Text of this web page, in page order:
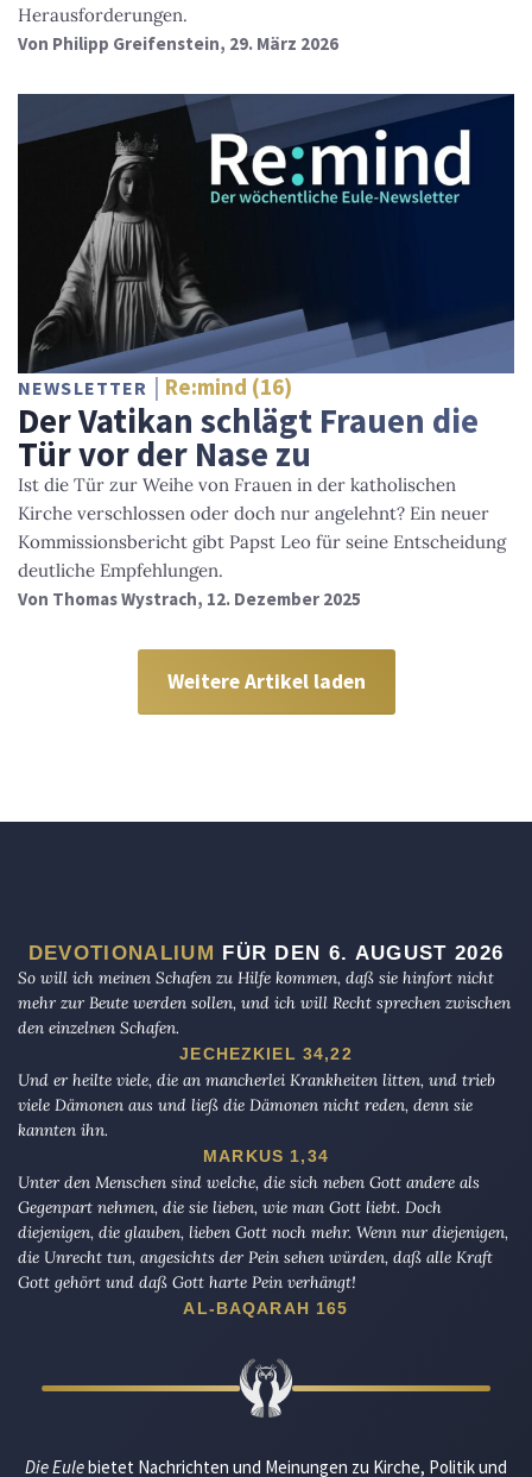
Herausforderungen.
Von Philipp Greifenstein, 29. März 2026
NEWSLETTER Re:mind (16)
Der Vatikan schlägt Frauen die
Tür vor der Nase zu
Ist die Tür zur Weihe von Frauen in der katholischen
Kirche verschlossen oder doch nur angelehnt? Ein neuer
Kommissionsbericht gibt Papst Leo für seine Entscheidung
deutliche Empfehlungen.
Von Thomas Wystrach, 12. Dezember 2025
Weitere Artikel laden
DEVOTIONALIUM FÜR DEN 6. AUGUST 2026
So will ich meinen Schafen zu Hilfe kommen, daß sie hinfort nicht
mehr zur Beute werden sollen, und ich will Recht sprechen zwischen
den einzelnen Schafen.
JECHEZKIEL 34,22
Und er heilte viele, die an mancherlei Krankheiten litten, und trieb
viele Dämonen aus und ließ die Dämonen nicht reden, denn sie
kannten ihn.
MARKUS 1,34
Unter den Menschen sind welche, die sich neben Gott andere als
Gegenpart nehmen, die sie lieben, wie man Gott liebt. Doch
diejenigen, die glauben, lieben Gott noch mehr. Wenn nur diejenigen,
die Unrecht tun, angesichts der Pein sehen würden, daß alle Kraft
Gott gehört und daß Gott harte Pein verhängt!
AL-BAQARAH 165
Die Eulebietet Nachrichten und Meinungen zu Kirche, Politik und